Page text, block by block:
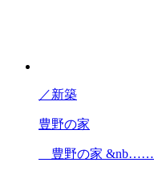
／新築
豊野の家
豊野の家 &nb……